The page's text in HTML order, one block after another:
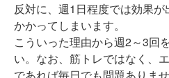
反対に、週1日程度では効果
かかってしまいます。
こういった理由から週2～3回
い。なお、筋トレではなく、